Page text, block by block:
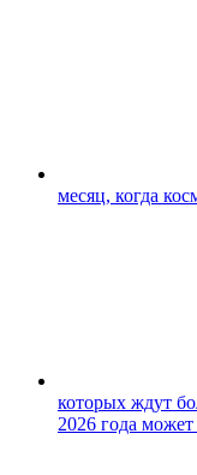
месяц, когда
которых ждут
2026 года может